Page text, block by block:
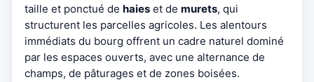
taille et ponctué de haies et de murets, qui
structurent les parcelles agricoles. Les alentours
immédiats du bourg offrent un cadre naturel dominé
par les espaces ouverts, avec une alternance de
champs, de pâturages et de zones boisées.